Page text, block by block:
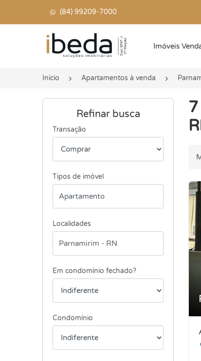
(84) 99209-7000
Página inicial
Imóveis
Início Apartamentos à venda
Refinar busca
Transação
Tipos de imóvel
Localidades
Em condomínio fechado?
Condomínio